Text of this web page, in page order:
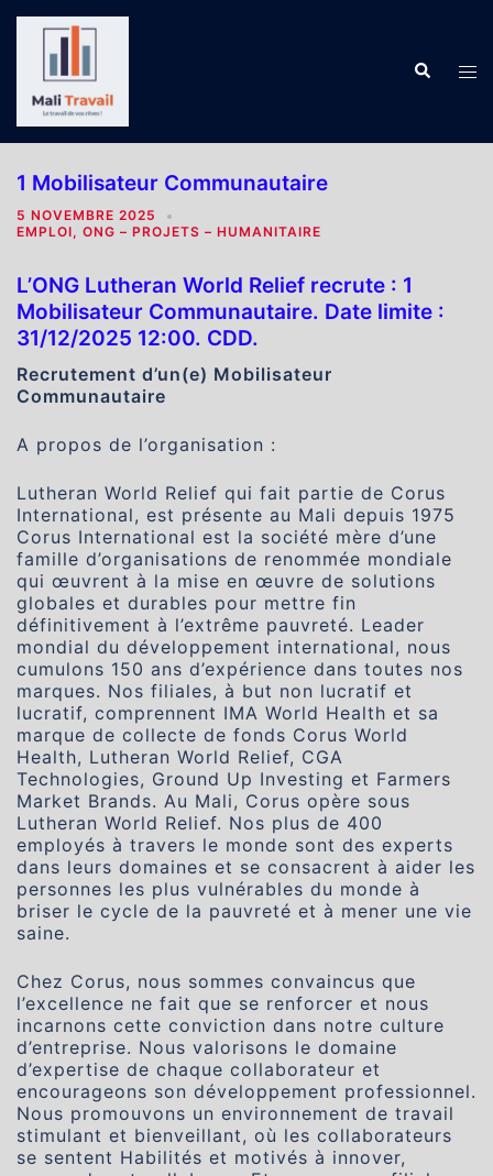
contenu
1 Mobilisateur Communautaire
5 NOVEMBRE 2025
EMPLOI, ONG – PROJETS – HUMANITAIRE
L’ONG Lutheran World Relief recrute : 1
Mobilisateur Communautaire. Date limite :
31/12/2025 12:00. CDD.
Recrutement d’un(e) Mobilisateur
Communautaire
A propos de l’organisation :
Lutheran World Relief qui fait partie de Corus
International, est présente au Mali depuis 1975
Corus International est la société mère d’une
famille d’organisations de renommée mondiale
qui œuvrent à la mise en œuvre de solutions
globales et durables pour mettre fin
définitivement à l’extrême pauvreté. Leader
mondial du développement international, nous
cumulons 150 ans d’expérience dans toutes nos
marques. Nos filiales, à but non lucratif et
lucratif, comprennent IMA World Health et sa
marque de collecte de fonds Corus World
Health, Lutheran World Relief, CGA
Technologies, Ground Up Investing et Farmers
Market Brands. Au Mali, Corus opère sous
Lutheran World Relief. Nos plus de 400
employés à travers le monde sont des experts
dans leurs domaines et se consacrent à aider les
personnes les plus vulnérables du monde à
briser le cycle de la pauvreté et à mener une vie
saine.
Chez Corus, nous sommes convaincus que
l’excellence ne fait que se renforcer et nous
incarnons cette conviction dans notre culture
d’entreprise. Nous valorisons le domaine
d’expertise de chaque collaborateur et
encourageons son développement professionnel.
Nous promouvons un environnement de travail
stimulant et bienveillant, où les collaborateurs
se sentent Habilités et motivés à innover,